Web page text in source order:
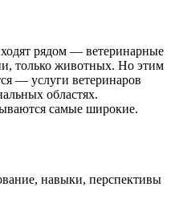
рядом — ветеринарные
только животных. Но этим
— услуги ветеринаров
областях.
самые широкие.